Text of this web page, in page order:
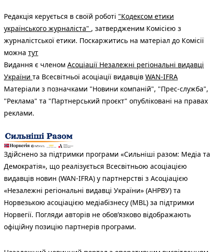
Редакція керується в своїй роботі "Кодексом етики
українського журналіста" , затвердженим Комісією з
журналістської етики. Поскаржитись на матеріал до Комісії
можна тут
Видання є членом Асоціації Незалежні регіональні видавці
України та Всесвітньої асоціації видавців WAN-IFRA
Матеріали з позначками "Новини компаній", "Прес-служба",
"Реклама" та "Партнерський проєкт" опубліковані на правах
реклами.
Здійснено за підтримки програми «Сильніші разом: Медіа та
Демократія», що реалізується Всесвітньою асоціацією
видавців новин (WAN-IFRA) у партнерстві з Асоціацією
«Незалежні регіональні видавці України» (АНРВУ) та
Норвезькою асоціацією медіабізнесу (MBL) за підтримки
Норвегії. Погляди авторів не обов’язково відображають
офіційну позицію партнерів програми.